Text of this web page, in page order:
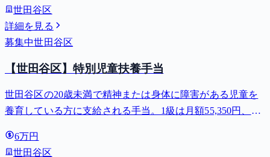
世田谷区
詳細を見る
募集中世田谷区
【世田谷区】特別児童扶養手当
世田谷区の20歳未満で精神または身体に障害がある児童を
養育している方に支給される手当。1級は月額55,350円、2
6万円
世田谷区